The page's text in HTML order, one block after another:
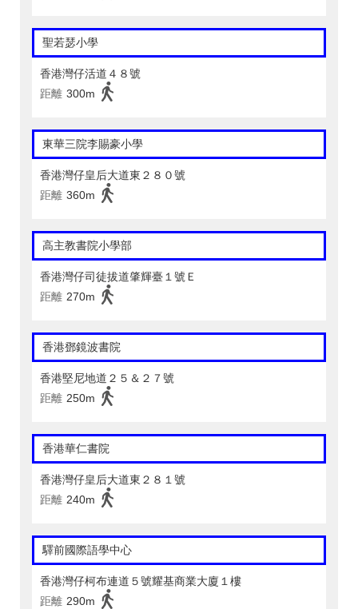
聖若瑟小學
香港灣仔活道４８號
距離 300m
東華三院李賜豪小學
香港灣仔皇后大道東２８０號
距離 360m
高主教書院小學部
香港灣仔司徒拔道肇輝臺１號Ｅ
距離 270m
香港鄧鏡波書院
香港堅尼地道２５＆２７號
距離 250m
香港華仁書院
香港灣仔皇后大道東２８１號
距離 240m
驛前國際語學中心
香港灣仔柯布連道５號耀基商業大廈１樓
距離 290m